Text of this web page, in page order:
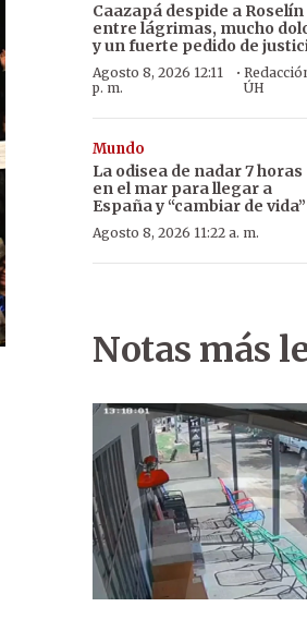
Caazapá despide a Roselín
entre lágrimas, mucho
y un fuerte pedido de
Agosto 8, 2026 12:11
p. m.
·
ÚH
Mundo
La odisea de nadar 7 horas
en el mar para llegar a
España y “cambiar de vida”
Agosto 8, 2026 11:22 a. m.
Notas más